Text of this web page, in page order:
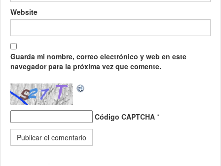
Website
Guarda mi nombre, correo electrónico y web en este
navegador para la próxima vez que comente.
Código CAPTCHA *